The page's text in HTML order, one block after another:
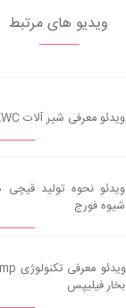
ویدیو های مرتبط
ویدئو معرفی شیر آلات KWC
ویدئو نحوه تولید قیچی
شیوه فورج
بخار فیلیپس